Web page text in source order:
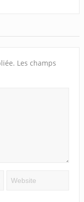
Les champs